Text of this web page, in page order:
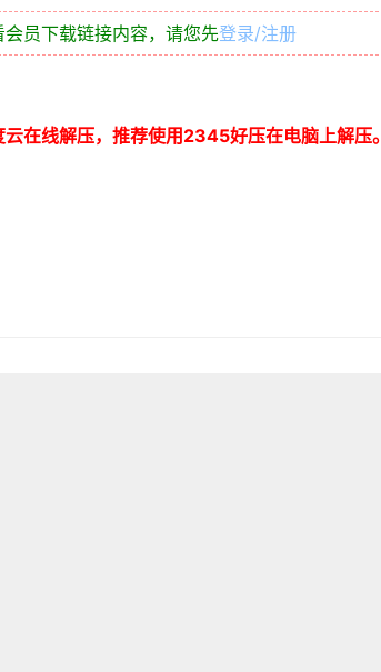
会员下载链接内容，请您先登录/注册
在线解压，推荐使用 2345好压在电脑上解压。